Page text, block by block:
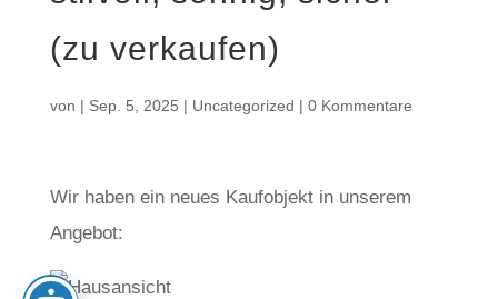
(zu verkaufen)
von | Sep. 5, 2025 | Uncategorized | 0 Kommentare
Wir haben ein neues Kaufobjekt in unserem
Angebot: